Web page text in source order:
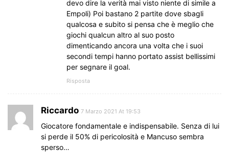
devo dire la verità mai visto niente di simile a
Empoli) Poi bastano 2 partite dove sbagli
qualcosa e subito si pensa che è meglio che
giochi qualcun altro al suo posto
dimenticando ancora una volta che i suoi
secondi tempi hanno portato assist bellissimi
per segnare il goal.
Risposta
Riccardo 7 Marzo 2021 At 19:53
Giocatore fondamentale e indispensabile. Senza di lui
si perde il 50% di pericolosità e Mancuso sembra
sperso…